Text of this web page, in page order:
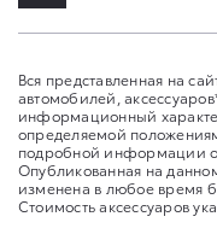
Вся представленная на
автомобилей,
информационный
определяемой
подробной информации
Опубликованная на
изменена в любое время
Стоимость аксессуаров